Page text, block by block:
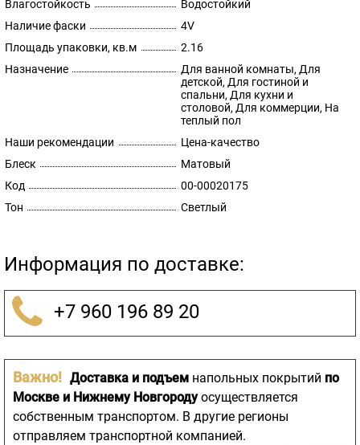
Влагостойкость
Водостойкий
Наличие фаски
4V
Площадь упаковки, кв.м
2.16
Назначение
Для ванной комнаты, Для
детской, Для гостиной и
спальни, Для кухни и
столовой, Для коммерции, На
теплый пол
Наши рекомендации
Цена-качество
Блеск
Матовый
Код
00-00020175
Тон
Светлый
Информация по доставке:
+7 960 196 89 20
Важно! Доставка и подъем напольных покрытий по
Москве и Нижнему Новгородуосуществляется
собственным транспортом. В другие регионы
отправляем транспортной компанией.